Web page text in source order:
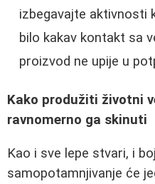
izbegavajte aktivnosti
bilo kakav kontakt sa
proizvod ne upije u
Kako produžiti životni
ravnomerno ga skinuti
Kao i sve lepe stvari, i
samopotamnjivanje će